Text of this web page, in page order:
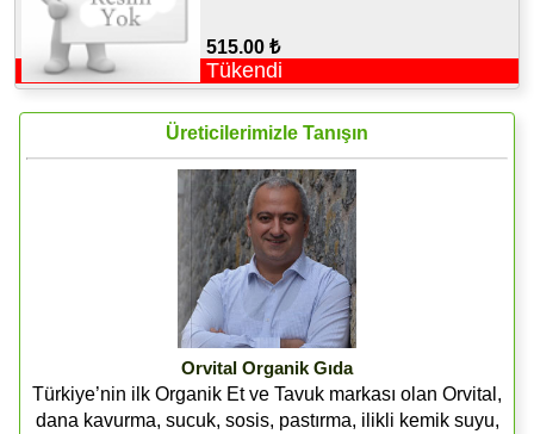
515.00 ₺
Tükendi
Üreticilerimizle Tanışın
Orvital Organik Gıda
Türkiye’nin ilk Organik Et ve Tavuk markası olan Orvital,
dana kavurma, sucuk, sosis, pastırma, ilikli kemik suyu,